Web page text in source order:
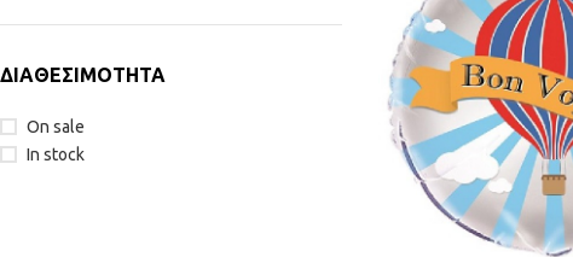
ΔΙΑΘΕΣΙΜΟΤΗΤΑ
On sale
In stock